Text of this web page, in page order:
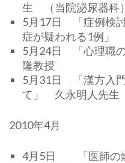
生 （当院泌尿器科）
5月17日 「症例検
症が疑われる1例」
5月24日 「心理職
隆教授
5月31日 「漢方入
て」 久永明人先生
2010年4月
4月5日 「医師の